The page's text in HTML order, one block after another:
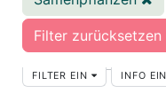
Filter zurücksetzen
FILTER EIN INFO EIN